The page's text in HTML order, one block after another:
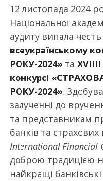
12 листопада 2024
Національної
аудиту випала
всеукраїнському
РОКУ-2024» та
конкурсі
РОКУ-2024».
залученні до
та представникам
банків та
International Financial
доброю традицією
найкращі